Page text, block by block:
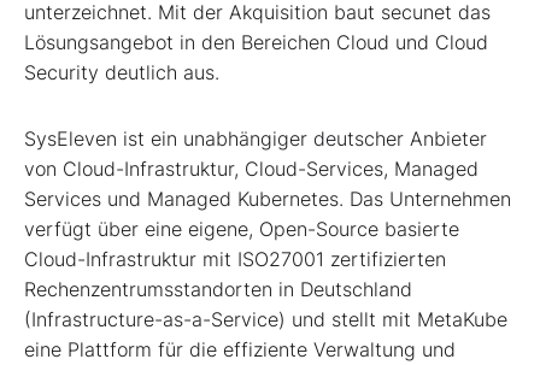
unterzeichnet. Mit der Akquisition baut secunet das
Lösungsangebot in den Bereichen Cloud und Cloud
Security deutlich aus.
SysEleven ist ein unabhängiger deutscher Anbieter
von Cloud-Infrastruktur, Cloud-Services, Managed
Services und Managed Kubernetes. Das Unternehmen
verfügt über eine eigene, Open-Source basierte
Cloud-Infrastruktur mit ISO27001 zertifizierten
Rechenzentrumsstandorten in Deutschland
(Infrastructure-as-a-Service) und stellt mit MetaKube
eine Plattform für die effiziente Verwaltung und